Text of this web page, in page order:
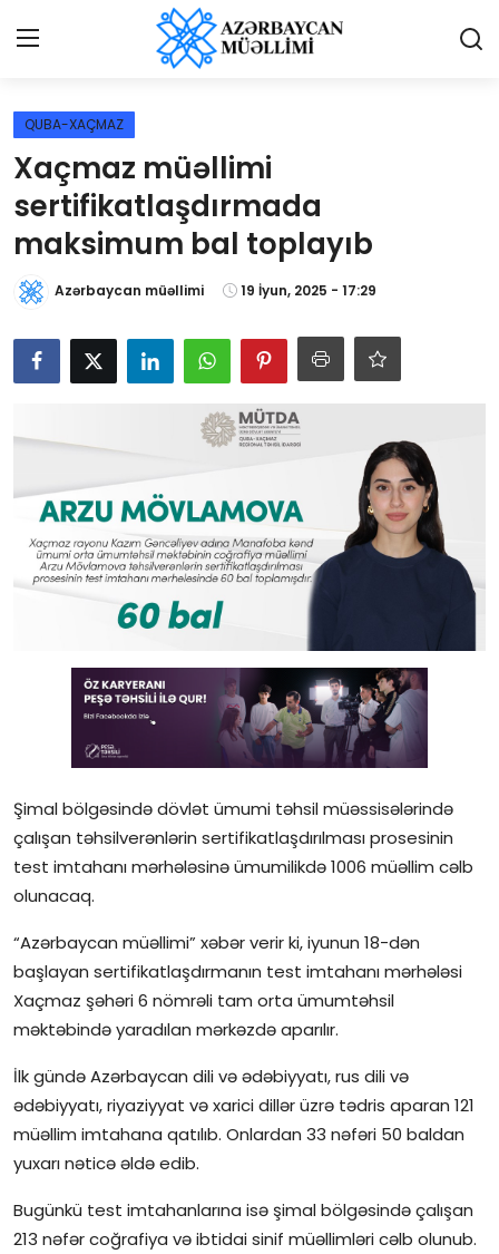
Giriş
Qəzetə elan ver
Əlaqə
Haqqımızda
Reklam və elan
Biz kimik?
Bütün xəbərlər
Gündəlik
Rəsmi
Müsahibə
Elm və innovasiya
Reportaj
Pedaqogika
Qəzetin PDF arxivi
İctimai şura
Dünya
QUBA-XAÇMAZ
Xaçmaz müəllimi
sertifikatlaşdırmada
maksimum bal toplayıb
Azərbaycan müəllimi 19 İyun, 2025 - 17:29
Şimal bölgəsində dövlət ümumi təhsil müəssisələrində
çalışan təhsilverənlərin sertifikatlaşdırılması prosesinin
test imtahanı mərhələsinə ümumilikdə 1006 müəllim cəlb
olunacaq.
“Azərbaycan müəllimi” xəbər verir ki, iyunun 18-dən
başlayan sertifikatlaşdırmanın test imtahanı mərhələsi
Xaçmaz şəhəri 6 nömrəli tam orta ümumtəhsil
məktəbində yaradılan mərkəzdə aparılır.
İlk gündə Azərbaycan dili və ədəbiyyatı, rus dili və
ədəbiyyatı, riyaziyyat və xarici dillər üzrə tədris aparan 121
müəllim imtahana qatılıb. Onlardan 33 nəfəri 50 baldan
yuxarı nəticə əldə edib.
Bugünkü test imtahanlarına isə şimal bölgəsində çalışan
213 nəfər coğrafiya və ibtidai sinif müəllimləri cəlb olunub.